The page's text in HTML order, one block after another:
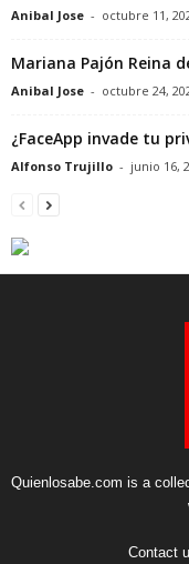
Anibal Jose - octubre 11,
Mariana Pajón Reina
Anibal Jose - octubre 24,
¿FaceApp invade tu
Alfonso Trujillo - junio 16,
Quienlosabe.com is a
Contact